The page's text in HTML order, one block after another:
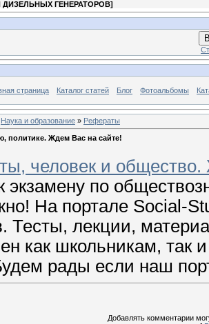
ГЕНЕРАТОРОВ]
страница Каталог статей Блог Фотоальбомы
Наука и образование » Рефераты
политике. Ждем Вас на сайте!
человек и
к экзамену по
На портале Social-
Тесты, лекции,
как школьникам, так
рады если наш
Добавлять комментарии